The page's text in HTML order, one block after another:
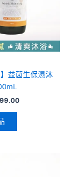
】益菌生保濕沐